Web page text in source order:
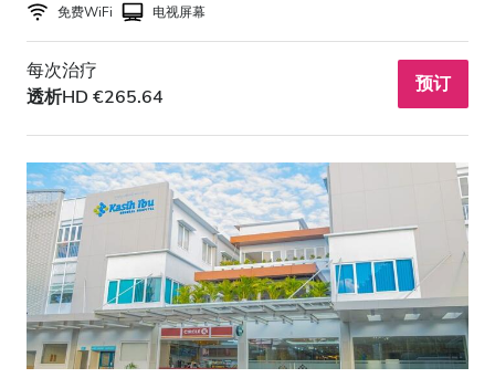
小吃
电视屏幕
免费接送
免费停车
价格
免费WiFi 电视屏幕
每次治疗
透析HD €265.64
预订